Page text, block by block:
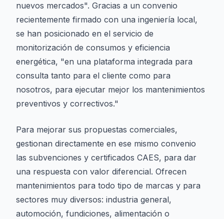
nuevos mercados". Gracias a un convenio
recientemente firmado con una ingeniería local,
se han posicionado en el servicio de
monitorización de consumos y eficiencia
energética, "en una plataforma integrada para
consulta tanto para el cliente como para
nosotros, para ejecutar mejor los mantenimientos
preventivos y correctivos."
Para mejorar sus propuestas comerciales,
gestionan directamente en ese mismo convenio
las subvenciones y certificados CAES, para dar
una respuesta con valor diferencial. Ofrecen
mantenimientos para todo tipo de marcas y para
sectores muy diversos: industria general,
automoción, fundiciones, alimentación o